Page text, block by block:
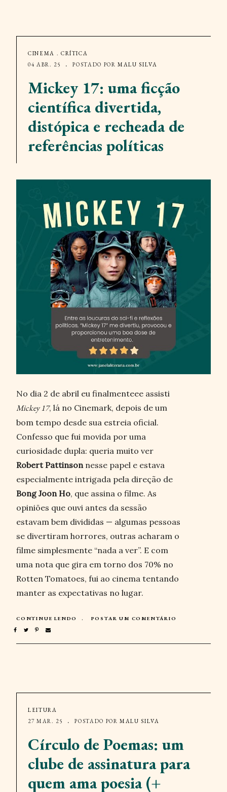
CINEMA . CRÍTICA
04 ABR. 25
POSTADO PORMALU SILVA
Mickey 17: uma ficção
científica divertida,
distópica e recheada de
referências políticas
No dia 2 de abril eu finalmenteee assisti
Mickey 17, lá no Cinemark, depois de um
bom tempo desde sua estreia oficial.
Confesso que fui movida por uma
curiosidade dupla: queria muito ver
Robert Pattinson nesse papel e estava
especialmente intrigada pela direção de
Bong Joon Ho, que assina o filme. As
opiniões que ouvi antes da sessão
estavam bem divididas — algumas pessoas
se divertiram horrores, outras acharam o
filme simplesmente “nada a ver”. E com
uma nota que gira em torno dos 70% no
Rotten Tomatoes, fui ao cinema tentando
manter as expectativas no lugar.
CONTINUE LENDO POSTAR UM COMENTÁRIO
LEITURA
27 MAR. 25
POSTADO PORMALU SILVA
Círculo de Poemas: um
clube de assinatura para
quem ama poesia (+